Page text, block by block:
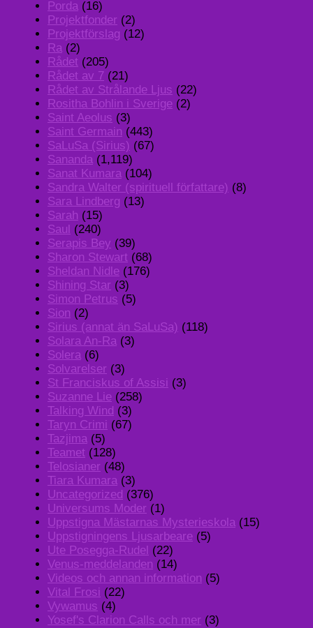
Porda (16)
Projektfonder (2)
Projektförslag (12)
Ra (2)
Rådet (205)
Rådet av 7 (21)
Rådet av Strålande Ljus (22)
Rositha Bohlin i Sverige (2)
Saint Aeolus (3)
Saint Germain (443)
SaLuSa (Sirius) (67)
Sananda (1,119)
Sanat Kumara (104)
Sandra Walter (spirituell författare) (8)
Sara Lindberg (13)
Sarah (15)
Saul (240)
Serapis Bey (39)
Sharon Stewart (68)
Sheldan Nidle (176)
Shining Star (3)
Simon Petrus (5)
Sion (2)
Sirius (annat än SaLuSa) (118)
Solara An-Ra (3)
Solera (6)
Solvarelser (3)
St Franciskus of Assisi (3)
Suzanne Lie (258)
Talking Wind (3)
Taryn Crimi (67)
Tazjima (5)
Teamet (128)
Telosianer (48)
Tiara Kumara (3)
Uncategorized (376)
Universums Moder (1)
Uppstigna Mästarnas Mysterieskola (15)
Uppstigningens Ljusarbeare (5)
Ute Posegga-Rudel (22)
Venus-meddelanden (14)
Videos och annan information (5)
Vital Frosi (22)
Vywamus (4)
Yosef's Clarion Calls och mer (3)